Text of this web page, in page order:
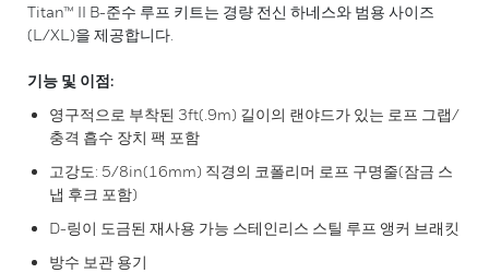
Titan™ II B-준수 루프 키트는 경량 전신 하네스와 범용 사이즈
(L/XL)을 제공합니다.
기능 및 이점:
영구적으로 부착된 3ft(.9m) 길이의 랜야드가 있는 로프 그랩/
충격 흡수 장치 팩 포함
고강도: 5/8in(16mm) 직경의 코폴리머 로프 구명줄(잠금 스
냅 후크 포함)
D-링이 도금된 재사용 가능 스테인리스 스틸 루프 앵커 브래킷
방수 보관 용기